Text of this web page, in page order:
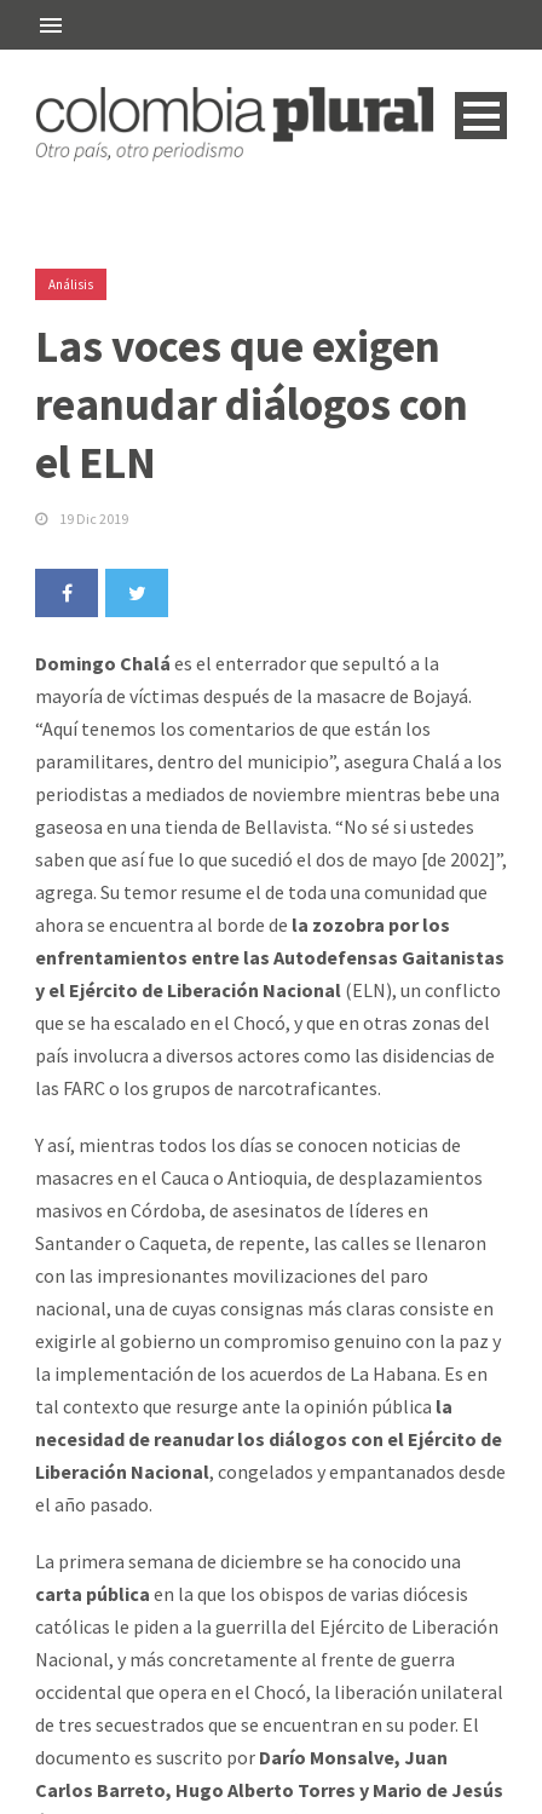
Análisis
Las voces que exigen
reanudar diálogos con
el ELN
19 Dic 2019
Domingo Chalá es el enterrador que sepultó a la
mayoría de víctimas después de la masacre de Bojayá.
“Aquí tenemos los comentarios de que están los
paramilitares, dentro del municipio”, asegura Chalá a los
periodistas a mediados de noviembre mientras bebe una
gaseosa en una tienda de Bellavista. “No sé si ustedes
saben que así fue lo que sucedió el dos de mayo [de 2002]”,
agrega. Su temor resume el de toda una comunidad que
ahora se encuentra al borde de la zozobra por los
enfrentamientos entre las Autodefensas Gaitanistas
y el Ejército de Liberación Nacional (ELN), un conflicto
que se ha escalado en el Chocó, y que en otras zonas del
país involucra a diversos actores como las disidencias de
las FARC o los grupos de narcotraficantes.
Y así, mientras todos los días se conocen noticias de
masacres en el Cauca o Antioquia, de desplazamientos
masivos en Córdoba, de asesinatos de líderes en
Santander o Caqueta, de repente, las calles se llenaron
con las impresionantes movilizaciones del paro
nacional, una de cuyas consignas más claras consiste en
exigirle al gobierno un compromiso genuino con la paz y
la implementación de los acuerdos de La Habana. Es en
tal contexto que resurge ante la opinión pública la
necesidad de reanudar los diálogos con el Ejército de
Liberación Nacional, congelados y empantanados desde
el año pasado.
La primera semana de diciembre se ha conocido una
carta pública en la que los obispos de varias diócesis
católicas le piden a la guerrilla del Ejército de Liberación
Nacional, y más concretamente al frente de guerra
occidental que opera en el Chocó, la liberación unilateral
de tres secuestrados que se encuentran en su poder. El
documento es suscrito por Darío Monsalve, Juan
Carlos Barreto, Hugo Alberto Torres y Mario de Jesús